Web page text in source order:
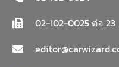
02-102-0025 ต่อ 23